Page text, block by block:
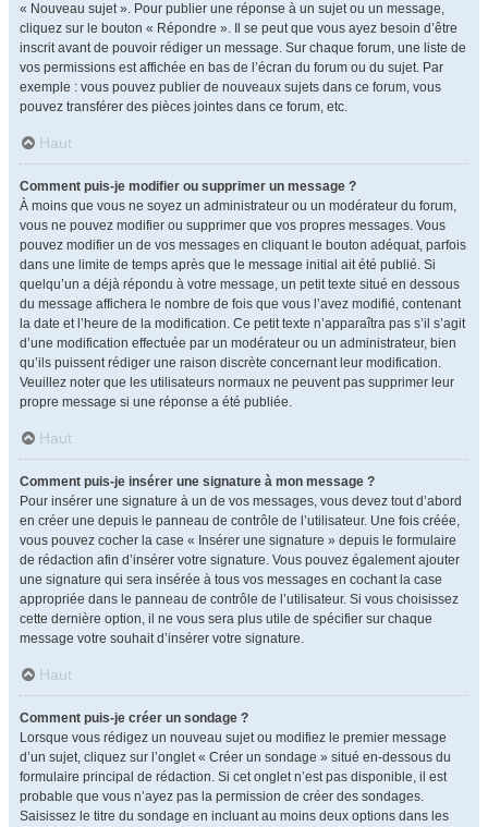
« Nouveau sujet ». Pour publier une réponse à un sujet ou un message,
cliquez sur le bouton « Répondre ». Il se peut que vous ayez besoin d’être
inscrit avant de pouvoir rédiger un message. Sur chaque forum, une liste de
vos permissions est affichée en bas de l’écran du forum ou du sujet. Par
exemple : vous pouvez publier de nouveaux sujets dans ce forum, vous
pouvez transférer des pièces jointes dans ce forum, etc.
Haut
Comment puis-je modifier ou supprimer un message ?
À moins que vous ne soyez un administrateur ou un modérateur du forum,
vous ne pouvez modifier ou supprimer que vos propres messages. Vous
pouvez modifier un de vos messages en cliquant le bouton adéquat, parfois
dans une limite de temps après que le message initial ait été publié. Si
quelqu’un a déjà répondu à votre message, un petit texte situé en dessous
du message affichera le nombre de fois que vous l’avez modifié, contenant
la date et l’heure de la modification. Ce petit texte n’apparaîtra pas s’il s’agit
d’une modification effectuée par un modérateur ou un administrateur, bien
qu’ils puissent rédiger une raison discrète concernant leur modification.
Veuillez noter que les utilisateurs normaux ne peuvent pas supprimer leur
propre message si une réponse a été publiée.
Haut
Comment puis-je insérer une signature à mon message ?
Pour insérer une signature à un de vos messages, vous devez tout d’abord
en créer une depuis le panneau de contrôle de l’utilisateur. Une fois créée,
vous pouvez cocher la case « Insérer une signature » depuis le formulaire
de rédaction afin d’insérer votre signature. Vous pouvez également ajouter
une signature qui sera insérée à tous vos messages en cochant la case
appropriée dans le panneau de contrôle de l’utilisateur. Si vous choisissez
cette dernière option, il ne vous sera plus utile de spécifier sur chaque
message votre souhait d’insérer votre signature.
Haut
Comment puis-je créer un sondage ?
Lorsque vous rédigez un nouveau sujet ou modifiez le premier message
d’un sujet, cliquez sur l’onglet « Créer un sondage » situé en-dessous du
formulaire principal de rédaction. Si cet onglet n’est pas disponible, il est
probable que vous n’ayez pas la permission de créer des sondages.
Saisissez le titre du sondage en incluant au moins deux options dans les